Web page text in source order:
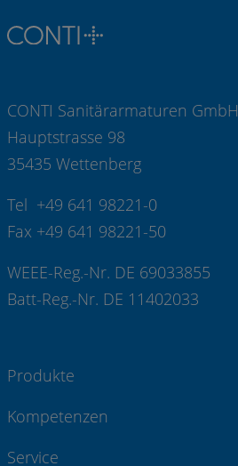
CONTI Sanitärarmaturen GmbH
Hauptstrasse 98
35435 Wettenberg
Tel +49 641 98221-0
Fax +49 641 98221-50
WEEE-Reg.-Nr. DE 69033855
Batt-Reg.-Nr. DE 11402033
Produkte
Kompetenzen
Service